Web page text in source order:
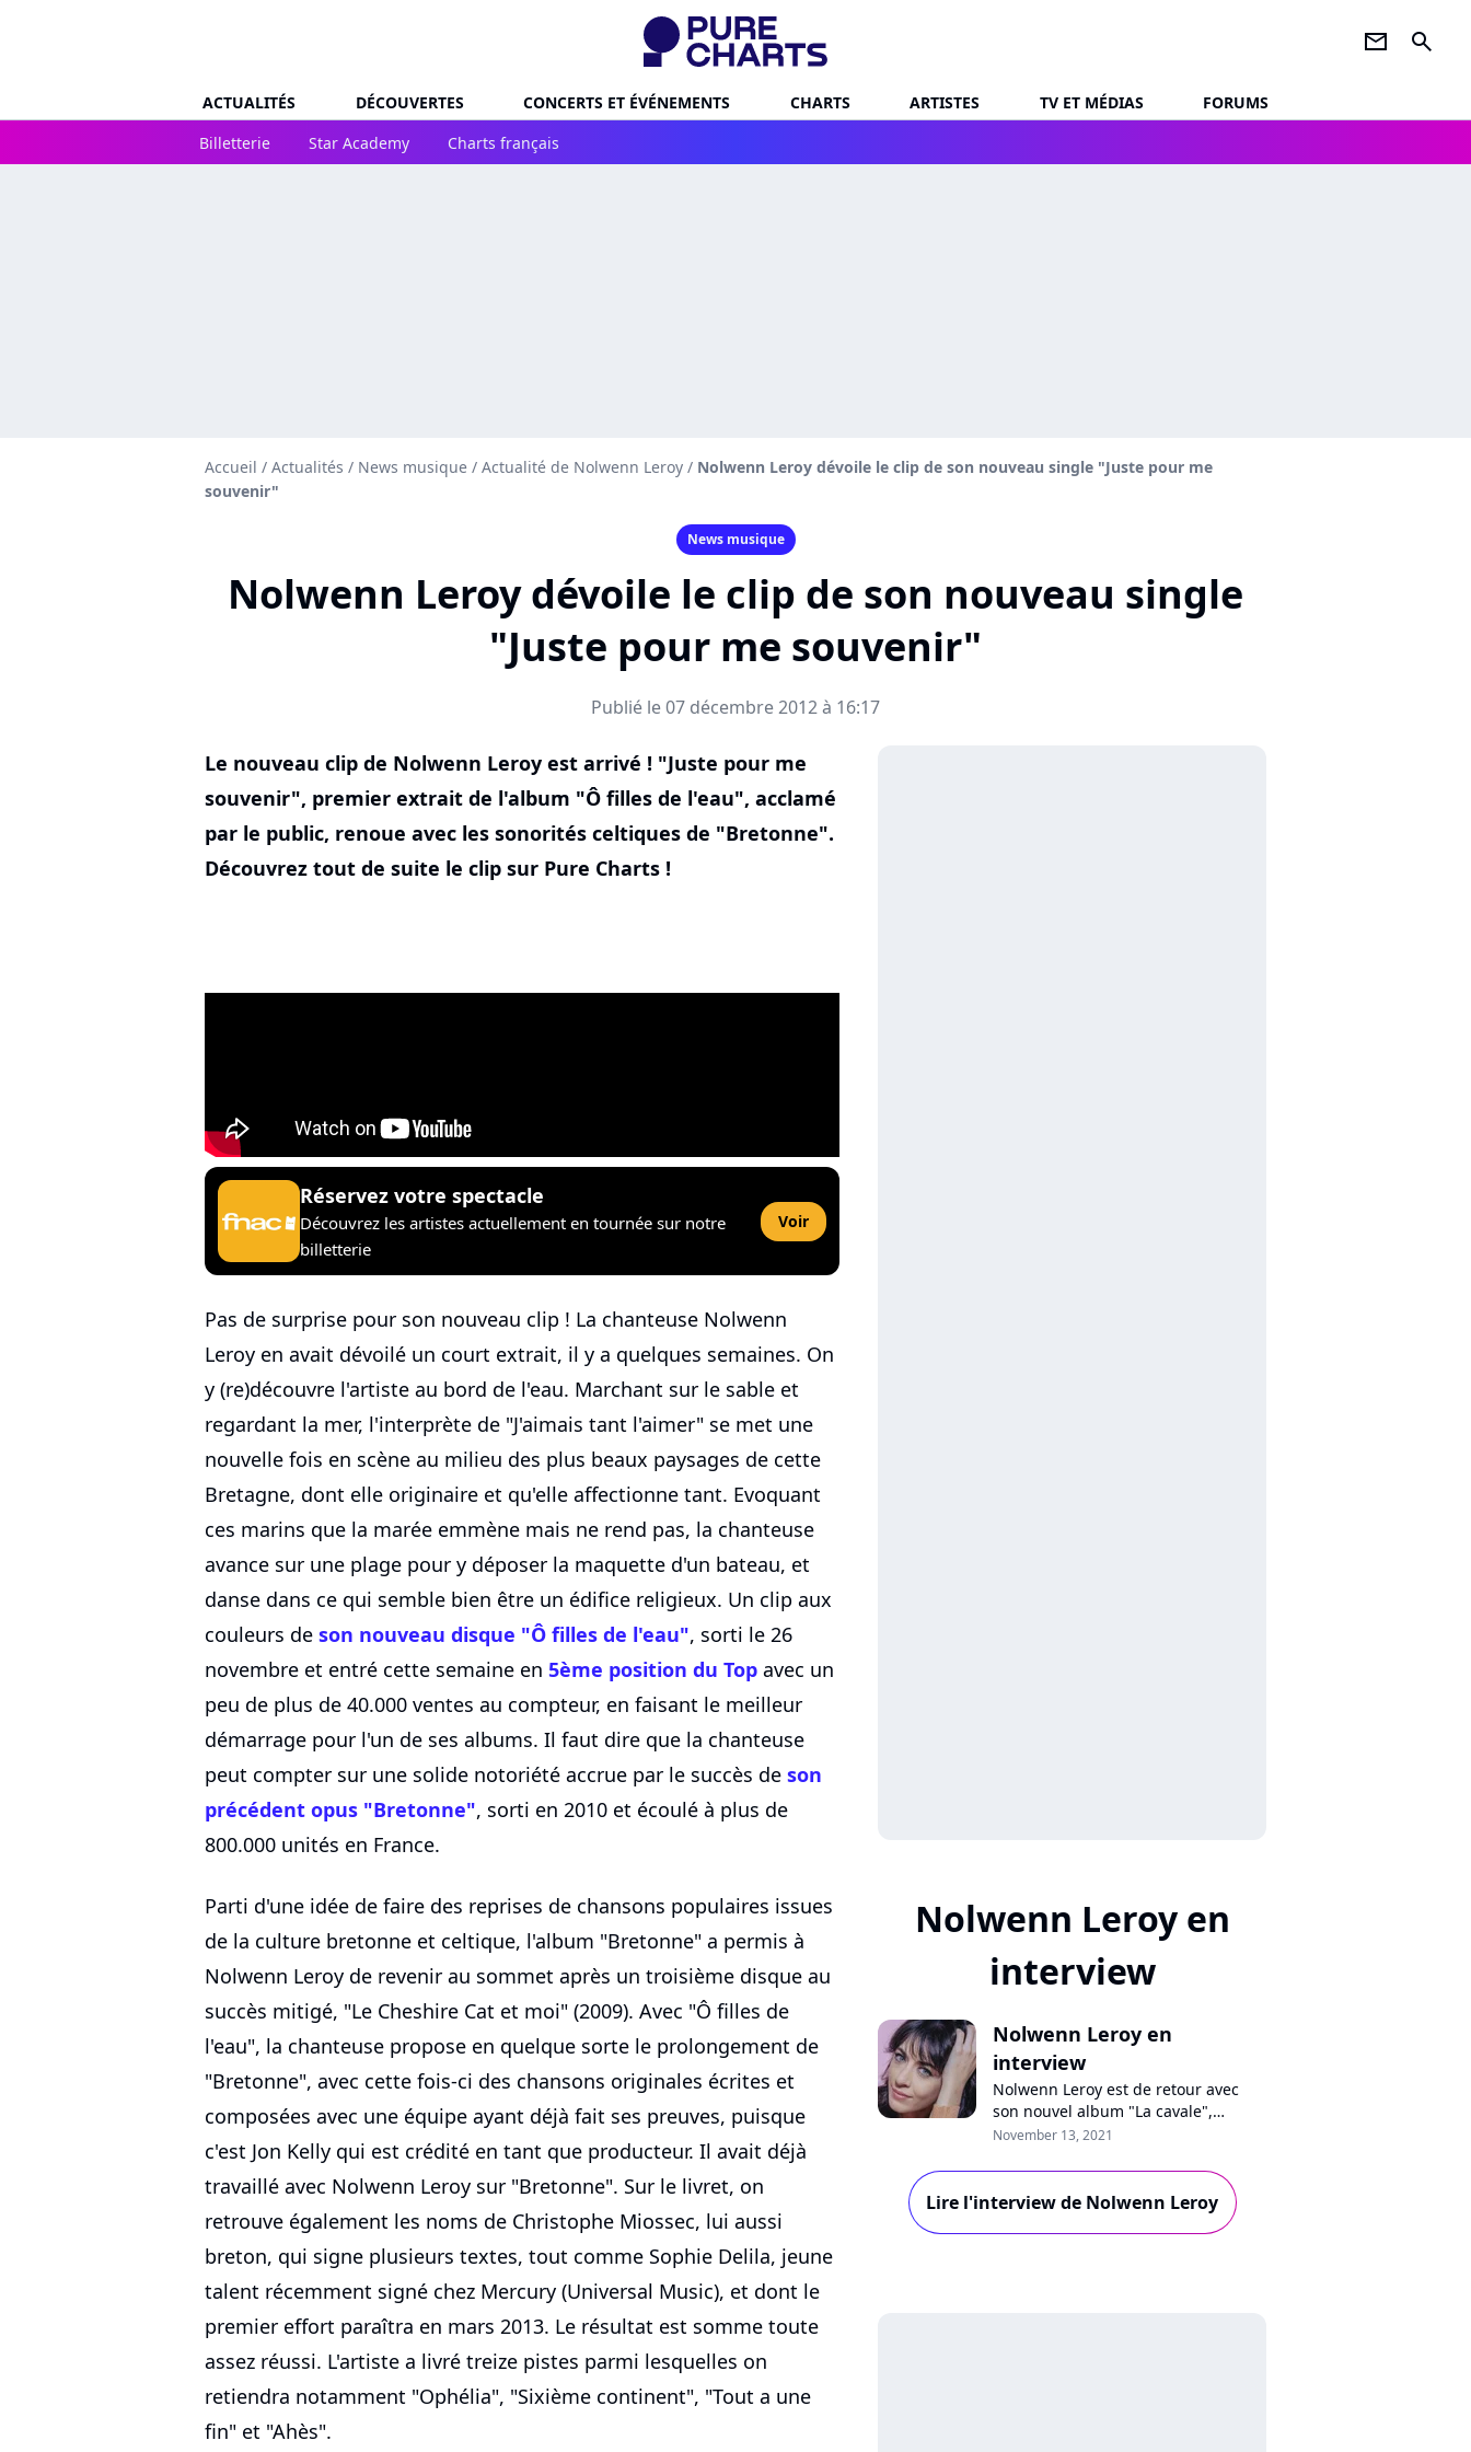
newsletter search
ACTUALITÉS DÉCOUVERTES CONCERTS ET ÉVÉNEMENTS CHARTS ARTISTES TV ET MÉDIAS
FORUMS
Billetterie
Star Academy Charts français
Accueil / Actualités / News musique / Actualité de Nolwenn Leroy / Nolwenn Leroy dévoile le clip de son nouveau single "Juste pour me
souvenir"
News musique
Nolwenn Leroy dévoile le clip de son nouveau single
"Juste pour me souvenir"
Publié le 07 décembre 2012 à 16:17
Le nouveau clip de Nolwenn Leroy est arrivé ! "Juste pour me
souvenir", premier extrait de l'album "Ô filles de l'eau", acclamé
par le public, renoue avec les sonorités celtiques de "Bretonne".
Découvrez tout de suite le clip sur Pure Charts !
Réservez votre spectacle
Découvrez les artistes actuellement en tournée sur notre
billetterie
Voir
Pas de surprise pour son nouveau clip ! La chanteuse Nolwenn
Leroy en avait dévoilé un court extrait, il y a quelques semaines. On
y (re)découvre l'artiste au bord de l'eau. Marchant sur le sable et
regardant la mer, l'interprète de "J'aimais tant l'aimer" se met une
nouvelle fois en scène au milieu des plus beaux paysages de cette
Bretagne, dont elle originaire et qu'elle affectionne tant. Evoquant
ces marins que la marée emmène mais ne rend pas, la chanteuse
avance sur une plage pour y déposer la maquette d'un bateau, et
danse dans ce qui semble bien être un édifice religieux. Un clip aux
couleurs de son nouveau disque "Ô filles de l'eau", sorti le 26
novembre et entré cette semaine en 5ème position du Top avec un
peu de plus de 40.000 ventes au compteur, en faisant le meilleur
démarrage pour l'un de ses albums. Il faut dire que la chanteuse
peut compter sur une solide notoriété accrue par le succès de son
précédent opus "Bretonne", sorti en 2010 et écoulé à plus de
800.000 unités en France.
Parti d'une idée de faire des reprises de chansons populaires issues
de la culture bretonne et celtique, l'album "Bretonne" a permis à
Nolwenn Leroy de revenir au sommet après un troisième disque au
succès mitigé, "Le Cheshire Cat et moi" (2009). Avec "Ô filles de
l'eau", la chanteuse propose en quelque sorte le prolongement de
"Bretonne", avec cette fois-ci des chansons originales écrites et
composées avec une équipe ayant déjà fait ses preuves, puisque
c'est Jon Kelly qui est crédité en tant que producteur. Il avait déjà
travaillé avec Nolwenn Leroy sur "Bretonne". Sur le livret, on
retrouve également les noms de Christophe Miossec, lui aussi
breton, qui signe plusieurs textes, tout comme Sophie Delila, jeune
talent récemment signé chez Mercury (Universal Music), et dont le
premier effort paraîtra en mars 2013. Le résultat est somme toute
assez réussi. L'artiste a livré treize pistes parmi lesquelles on
retiendra notamment "Ophélia", "Sixième continent", "Tout a une
fin" et "Ahès".
Nolwenn Leroy en
interview
Nolwenn Leroy en
interview
Nolwenn Leroy est de retour avec
son nouvel album "La cavale",
produit par Benjamin Biolay. En
chanteuse se confie sur son besoin
de renouveau, raconte son
engagement contre le mal logement
November 13, 2021
Lire l'interview de Nolwenn Leroy